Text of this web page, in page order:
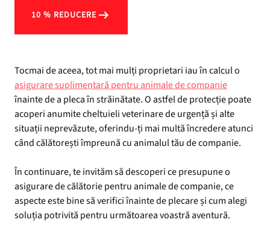
10 % REDUCERE
Tocmai de aceea, tot mai mulți proprietari iau în calcul o
asigurare suplimentară pentru animale de companie
înainte de a pleca în străinătate. O astfel de protecție poate
acoperi anumite cheltuieli veterinare de urgență și alte
situații neprevăzute, oferindu-ți mai multă încredere atunci
când călătorești împreună cu animalul tău de companie.
În continuare, te invităm să descoperi ce presupune o
asigurare de călătorie pentru animale de companie, ce
aspecte este bine să verifici înainte de plecare și cum alegi
soluția potrivită pentru următoarea voastră aventură.